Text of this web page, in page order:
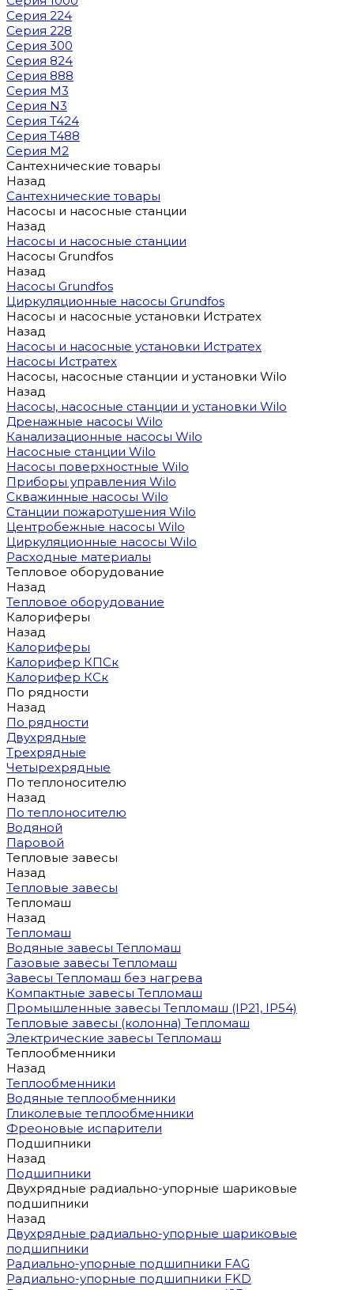
Серия 224
Серия 228
Серия 300
Серия 824
Серия 888
Серия M3
Серия N3
Серия T424
Серия T488
Серия М2
Сантехнические товары
Назад
Сантехнические товары
Насосы и насосные станции
Назад
Насосы и насосные станции
Насосы Grundfos
Назад
Насосы Grundfos
Циркуляционные насосы Grundfos
Насосы и насосные установки Истратех
Назад
Насосы и насосные установки Истратех
Насосы Истратех
Насосы, насосные станции и установки Wilo
Назад
Насосы, насосные станции и установки Wilo
Дренажные насосы Wilo
Канализационные насосы Wilo
Насосные станции Wilo
Насосы поверхностные Wilo
Приборы управления Wilo
Скважинные насосы Wilo
Станции пожаротушения Wilo
Центробежные насосы Wilo
Циркуляционные насосы Wilo
Расходные материалы
Тепловое оборудование
Назад
Тепловое оборудование
Калориферы
Назад
Калориферы
Калорифер КПСк
Калорифер КСк
По рядности
Назад
По рядности
Двухрядные
Трехрядные
Четырехрядные
По теплоносителю
Назад
По теплоносителю
Водяной
Паровой
Тепловые завесы
Назад
Тепловые завесы
Тепломаш
Назад
Тепломаш
Водяные завесы Тепломаш
Газовые завесы Тепломаш
Завесы Тепломаш без нагрева
Компактные завесы Тепломаш
Промышленные завесы Тепломаш (IP21, IP54)
Тепловые завесы (колонна) Тепломаш
Электрические завесы Тепломаш
Теплообменники
Назад
Теплообменники
Водяные теплообменники
Гликолевые теплообменники
Фреоновые испарители
Подшипники
Назад
Подшипники
Двухрядные радиально-упорные шариковые
подшипники
Назад
Двухрядные радиально-упорные шариковые
подшипники
Радиально-упорные подшипники FAG
Радиально-упорные подшипники FKD